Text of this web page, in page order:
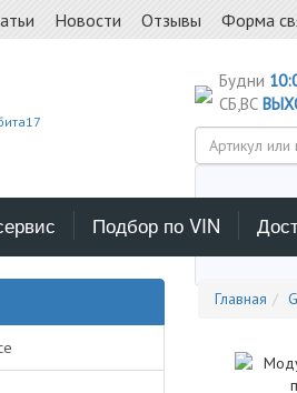
Новости Отзывы Форма
Будни
СБ,ВС
Подбор по VIN
Главная